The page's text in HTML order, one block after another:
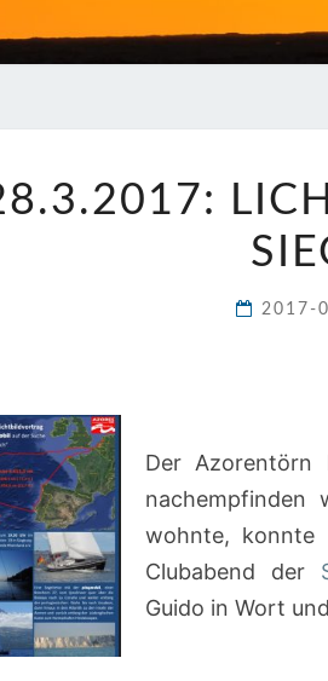
2017-
Der Azorentörn
nachempfinden
wohnte, konnte
Clubabend der
Guido in Wort